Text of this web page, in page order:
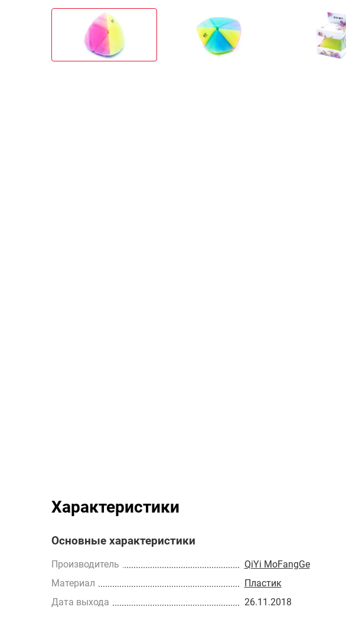
Характеристики
Основные характеристики
Производитель
QiYi MoFangGe
Материал
Пластик
Дата выхода
26.11.2018